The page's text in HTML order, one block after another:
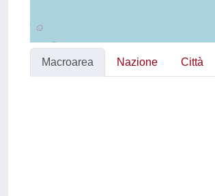
Macroarea Nazione Città